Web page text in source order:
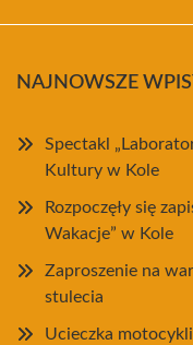
NAJNOWSZE
Spectakl
Kultury w Kole
Rozpoczęły się
Wakacje” w Kole
Zaproszenie na
stulecia
Ucieczka